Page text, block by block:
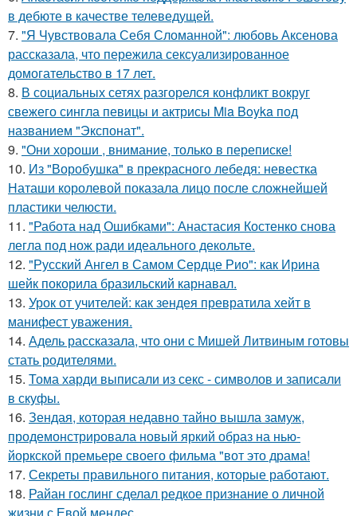
в дебюте в качестве телеведущей.
7. "Я Чувствовала Себя Сломанной": любовь Аксенова
рассказала, что пережила сексуализированное
домогательство в 17 лет.
8. В социальных сетях разгорелся конфликт вокруг
свежего сингла певицы и актрисы Mia Boyka под
названием "Экспонат".
9. "Они хороши , внимание, только в переписке!
10. Из "Воробушка" в прекрасного лебедя: невестка
Наташи королевой показала лицо после сложнейшей
пластики челюсти.
11. "Работа над Ошибками": Анастасия Костенко снова
легла под нож ради идеального декольте.
12. "Русский Ангел в Самом Сердце Рио": как Ирина
шейк покорила бразильский карнавал.
13. Урок от учителей: как зендея превратила хейт в
манифест уважения.
14. Адель рассказала, что они с Мишей Литвиным готовы
стать родителями.
15. Тома харди выписали из секс - символов и записали
в скуфы.
16. Зендая, которая недавно тайно вышла замуж,
продемонстрировала новый яркий образ на нью-
йоркской премьере своего фильма "вот это драма!
17. Секреты правильного питания, которые работают.
18. Райан гослинг сделал редкое признание о личной